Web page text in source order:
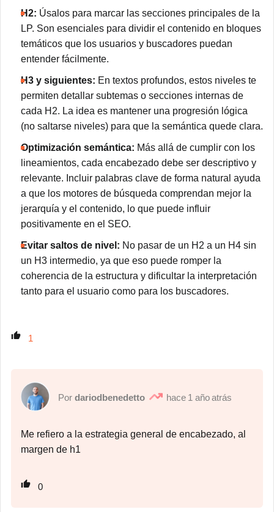
H2: Úsalos para marcar las secciones principales de la
LP. Son esenciales para dividir el contenido en bloques
temáticos que los usuarios y buscadores puedan
entender fácilmente.
H3 y siguientes: En textos profundos, estos niveles te
permiten detallar subtemas o secciones internas de
cada H2. La idea es mantener una progresión lógica
(no saltarse niveles) para que la semántica quede clara.
Optimización semántica: Más allá de cumplir con los
lineamientos, cada encabezado debe ser descriptivo y
relevante. Incluir palabras clave de forma natural ayuda
a que los motores de búsqueda comprendan mejor la
jerarquía y el contenido, lo que puede influir
positivamente en el SEO.
Evitar saltos de nivel: No pasar de un H2 a un H4 sin
un H3 intermedio, ya que eso puede romper la
coherencia de la estructura y dificultar la interpretación
tanto para el usuario como para los buscadores.
1
dariodbenedetto 1 año atrás
Me refiero a la estrategia general de encabezado, al
margen de h1
0